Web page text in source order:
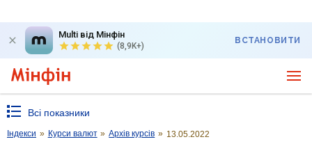
Multi від Мінфін
(8,9K+)
ВСТАНОВИТИ
Всі показники
Індекси » Курси валют » Архів курсів » 13.05.2022